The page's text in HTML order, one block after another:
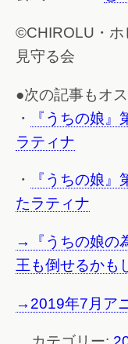
©CHIROLU・ホ
見守る会
●次の記事も
・
『うちの娘
ラティナ
・
『うちの娘
たラティナ
→『うちの娘の
王も倒せるかも
→2019年7月ア